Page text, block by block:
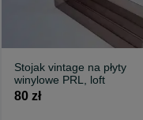
Stojak vintage na płyty
winylowe PRL, loft
80 zł